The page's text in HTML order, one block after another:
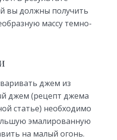
вы должны получить
массу темно-
джем из
джем (рецепт джема
статье) необходимо
эмалированную
на малый огонь.